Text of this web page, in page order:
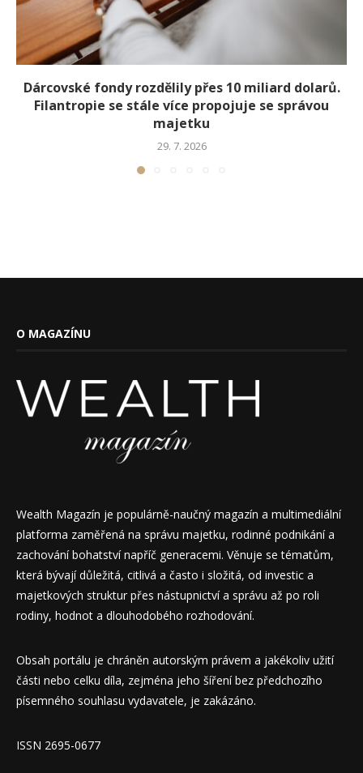
Dárcovské fondy rozdělily přes 10 miliard dolarů.
Filantropie se stále více propojuje se správou
majetku
29. 7. 2026
O MAGAZÍNU
Wealth Magazín je populárně-naučný magazín a multimediální
platforma zaměřená na správu majetku, rodinné podnikání a
zachování bohatství napříč generacemi. Věnuje se tématům,
která bývají důležitá, citlivá a často i složitá, od investic a
majetkových struktur přes nástupnictví a správu až po roli
rodiny, hodnot a dlouhodobého rozhodování.
Obsah portálu je chráněn autorským právem a jakékoliv užití
části nebo celku díla, zejména jeho šíření bez předchozího
písemného souhlasu vydavatele, je zakázáno.
ISSN 2695-0677